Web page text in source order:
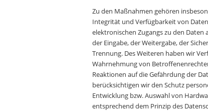
Zu den Maßnahmen gehören
Integrität und Verfügbarkeit von
elektronischen Zugangs zu den Daten
der Eingabe, der Weitergabe, der
Trennung. Des Weiteren haben wir
Wahrnehmung von
Reaktionen auf die Gefährdung der
berücksichtigen wir den Schutz
Entwicklung bzw. Auswahl von
entsprechend dem Prinzip des